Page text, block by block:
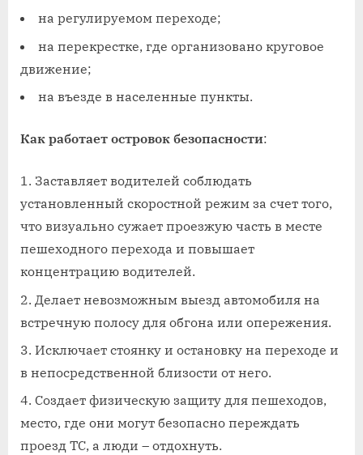
на регулируемом переходе;
на перекрестке, где организовано круговое
движение;
на въезде в населенные пункты.
Как работает островок безопасности:
Заставляет водителей соблюдать
установленный скоростной режим за счет того,
что визуально сужает проезжую часть в месте
пешеходного перехода и повышает
концентрацию водителей.
Делает невозможным выезд автомобиля на
встречную полосу для обгона или опережения.
Исключает стоянку и остановку на переходе и
в непосредственной близости от него.
Создает физическую защиту для пешеходов,
место, где они могут безопасно переждать
проезд ТС, а люди – отдохнуть.